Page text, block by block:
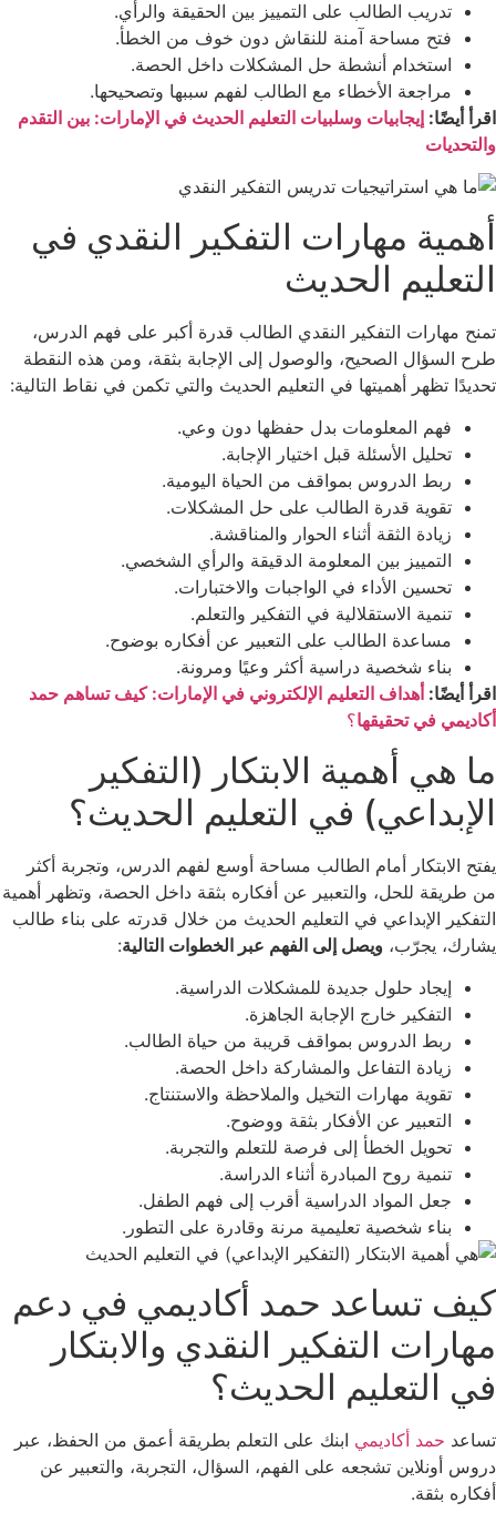
تدريب الطالب على التمييز بين الحقيقة والرأي.
فتح مساحة آمنة للنقاش دون خوف من الخطأ.
استخدام أنشطة حل المشكلات داخل الحصة.
مراجعة الأخطاء مع الطالب لفهم سببها وتصحيحها.
اقرأ أيضًا: إيجابيات وسلبيات التعليم الحديث في الإمارات: بين التقدم
والتحديات
أهمية مهارات التفكير النقدي في
التعليم الحديث
تمنح مهارات التفكير النقدي الطالب قدرة أكبر على فهم الدرس،
طرح السؤال الصحيح، والوصول إلى الإجابة بثقة، ومن هذه النقطة
تحديدًا تظهر أهميتها في التعليم الحديث والتي تكمن في نقاط التالية:
فهم المعلومات بدل حفظها دون وعي.
تحليل الأسئلة قبل اختيار الإجابة.
ربط الدروس بمواقف من الحياة اليومية.
تقوية قدرة الطالب على حل المشكلات.
زيادة الثقة أثناء الحوار والمناقشة.
التمييز بين المعلومة الدقيقة والرأي الشخصي.
تحسين الأداء في الواجبات والاختبارات.
تنمية الاستقلالية في التفكير والتعلم.
مساعدة الطالب على التعبير عن أفكاره بوضوح.
بناء شخصية دراسية أكثر وعيًا ومرونة.
اقرأ أيضًا: أهداف التعليم الإلكتروني في الإمارات: كيف تساهم حمد
أكاديمي في تحقيقها؟
ما هي أهمية الابتكار (التفكير
الإبداعي) في التعليم الحديث؟
يفتح الابتكار أمام الطالب مساحة أوسع لفهم الدرس، وتجربة أكثر
من طريقة للحل، والتعبير عن أفكاره بثقة داخل الحصة، وتظهر أهمية
التفكير الإبداعي في التعليم الحديث من خلال قدرته على بناء طالب
يشارك، يجرّب، ويصل إلى الفهم عبر الخطوات التالية:
إيجاد حلول جديدة للمشكلات الدراسية.
التفكير خارج الإجابة الجاهزة.
ربط الدروس بمواقف قريبة من حياة الطالب.
زيادة التفاعل والمشاركة داخل الحصة.
تقوية مهارات التخيل والملاحظة والاستنتاج.
التعبير عن الأفكار بثقة ووضوح.
تحويل الخطأ إلى فرصة للتعلم والتجربة.
تنمية روح المبادرة أثناء الدراسة.
جعل المواد الدراسية أقرب إلى فهم الطفل.
بناء شخصية تعليمية مرنة وقادرة على التطور.
كيف تساعد حمد أكاديمي في دعم
مهارات التفكير النقدي والابتكار
في التعليم الحديث؟
تساعد حمد أكاديمي ابنك على التعلم بطريقة أعمق من الحفظ، عبر
دروس أونلاين تشجعه على الفهم، السؤال، التجربة، والتعبير عن
أفكاره بثقة.